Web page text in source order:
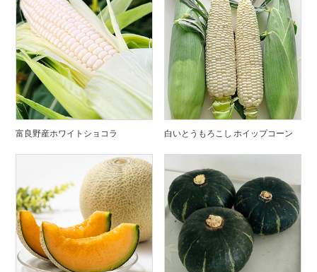
富良野産ホワイトショコラ 白いとうもろこし ホイップコーン